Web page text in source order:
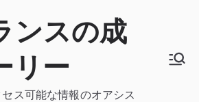
ンスの成
リー
ス可能な情報のオアシス